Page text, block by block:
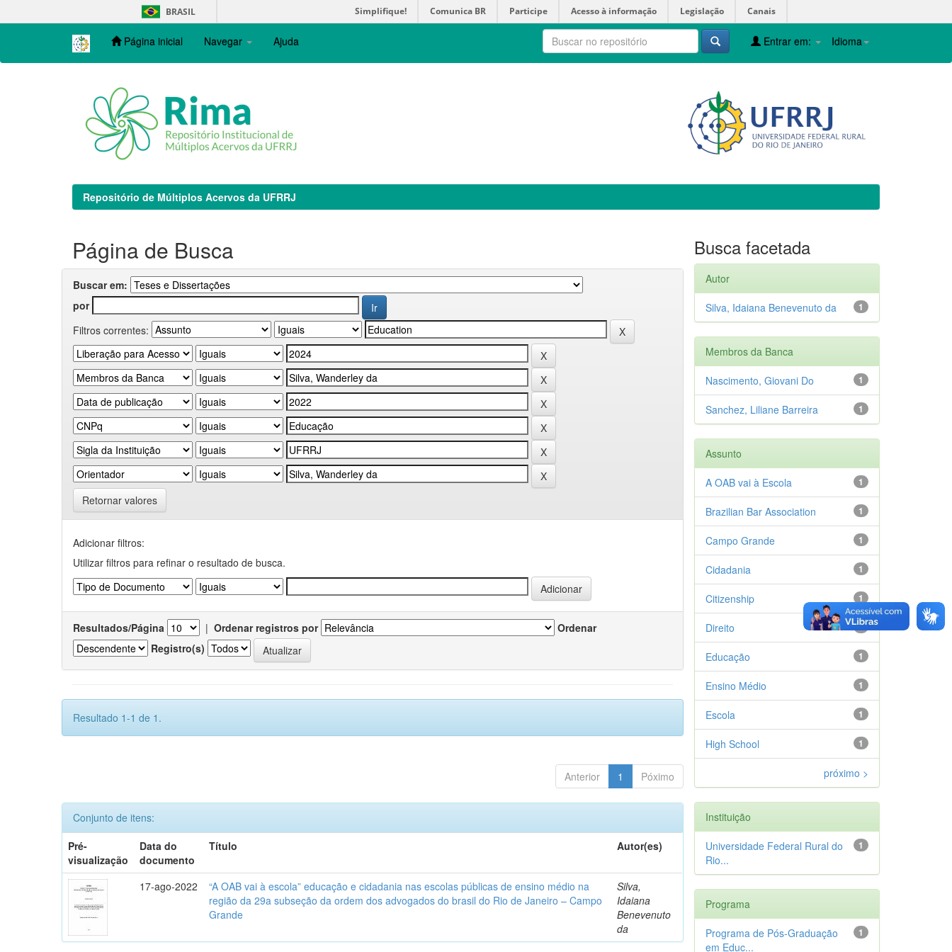
navigation
BRASIL Simplifique! Comunica BR Participe Acesso à informação Legislação Canais
Página inicial Navegar Ajuda Idioma
Entrar em:
Repositório de Múltiplos Acervos da UFRRJ
Página de Busca
Buscar em:
por
Filtros correntes:
Retornar valores
Adicionar filtros:
Utilizar filtros para refinar o resultado de busca.
Resultados/Página | Ordenar registros por
Ordenar
Registro(s)
Resultado 1-1 de 1.
Anterior 1 Póximo
Conjunto de itens:
Pré-
visualização
Data do
documento
Título Autor(es)
17-ago-2022
“A OAB vai à escola” educação e cidadania nas escolas públicas de ensino médio na
região da 29a subseção da ordem dos advogados do brasil do Rio de Janeiro – Campo
Grande
Silva,
Idaiana
Benevenuto
da
Busca facetada
Autor
1
Silva, Idaiana Benevenuto da
Membros da Banca
1
Nascimento, Giovani Do
1
Sanchez, Liliane Barreira
Assunto
1
A OAB vai à Escola
1
Brazilian Bar Association
1
Campo Grande
1
Cidadania
1
Citizenship
1
Direito
1
Educação
1
Ensino Médio
1
Escola
1
High School
próximo >
Instituição
1
Universidade Federal Rural do
Rio...
Programa
1
Programa de Pós-Graduação
em Educ...